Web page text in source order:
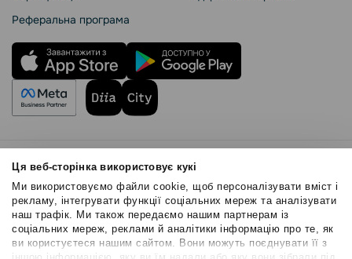
Ця веб-сторінка використовує кукі
Ми використовуємо файли cookie, щоб персоналізувати вміст і
рекламу, інтегрувати функції соціальних мереж та аналізувати
наш трафік. Ми також передаємо нашим партнерам із
соціальних мереж, реклами й аналітики інформацію про те, як
ви користуєтеся нашим сайтом. Вони можуть поєднувати її з
Реферальна програма
Правила користування
Політика Cookies
Безпека SendPulse
Політика конфіденційності
© 2015 - 2026. ТОВ «СендПульс». Всі права захищені